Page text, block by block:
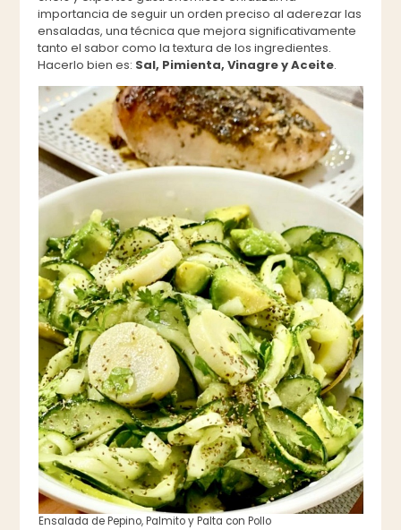
importancia de seguir un orden preciso al aderezar las
ensaladas, una técnica que mejora significativamente
tanto el sabor como la textura de los ingredientes.
Hacerlo bien es: Sal, Pimienta, Vinagre y Aceite.
Ensalada de Pepino, Palmito y Palta con Pollo